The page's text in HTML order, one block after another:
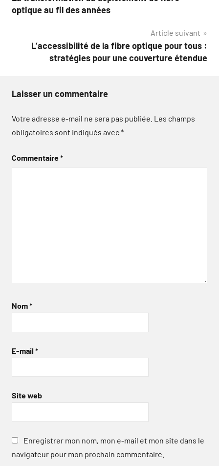
de
optique au fil des années
Article suivant
L’accessibilité de la fibre optique pour tous :
stratégies pour une couverture étendue
Laisser un commentaire
Votre adresse e-mail ne sera pas publiée. Les champs
obligatoires sont indiqués avec*
Commentaire*
Nom*
E-mail *
Site web
Enregistrer mon nom, mon e-mail et mon site dans le
navigateur pour mon prochain commentaire.